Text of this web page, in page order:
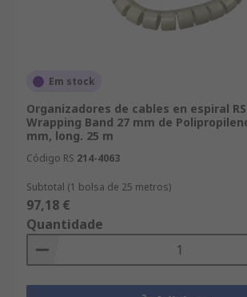
Em stock
Organizadores de cables en espiral RS
Wrapping Band 27 mm de
mm, long. 25 m
Código RS 214-4063
Subtotal (1 bolsa de 25 metros)
97,18 €
Quantidade